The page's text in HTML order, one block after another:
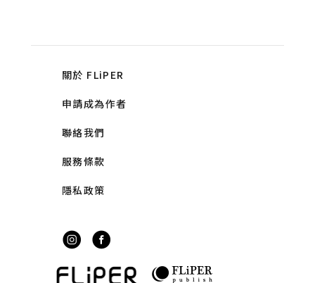
關於 FLiPER
申請成為作者
聯絡我們
服務條款
隱私政策